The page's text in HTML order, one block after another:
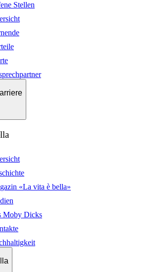
Stellen
«La vita è bella»
Moby Dicks